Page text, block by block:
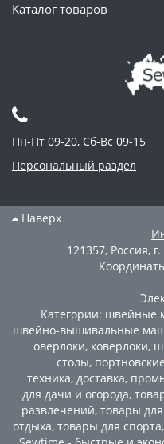
Каталог товаров
Пн-Пт 09-20, Сб-Вс 09-15
Персональный раздел
Наверх
121357, Россия,
Категории: швейные
швейно-вышивальные
оверлоки, коверлоки,
столы,
техника, доставка,
для дачи и огорода,
развлечений, товары
отдыха, товары для спорта,